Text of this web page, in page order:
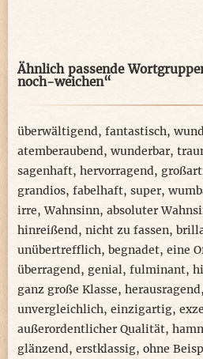
Ähnlich passende
noch-weichen“
überwältigend, fantastisch,
atemberaubend, wunderbar,
sagenhaft, hervorragend,
grandios, fabelhaft, super,
irre,Wahnsinn, absoluter
hinreißend, nicht zu fassen,
unübertrefflich, begnadet, eine
überragend, genial, fulminant,
ganz große Klasse, herausragend,
unvergleichlich, einzigartig,
außerordentlicher Qualität,
glänzend, erstklassig, ohne